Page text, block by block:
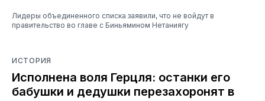
Лидеры объединенного списка заявили, что не войдут в
правительство во главе с Биньямином Нетаниягу
ИСТОРИЯ
Исполнена воля Герцля: останки его
бабушки и дедушки перезахоронят в